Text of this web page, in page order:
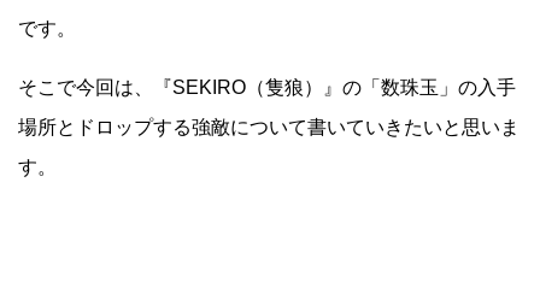
です。
そこで今回は、『SEKIRO（隻狼）』の「数珠玉」の入手
場所とドロップする強敵について書いていきたいと思いま
す。